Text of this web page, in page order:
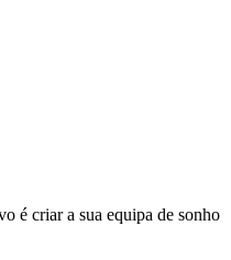
é criar a sua equipa de sonho